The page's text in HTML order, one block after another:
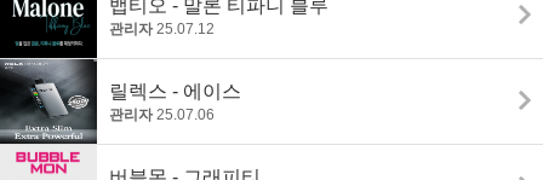
뱁티오 - 말론 티파니 블루
관리자 25.07.12
릴렉스 - 에이스
관리자 25.07.06